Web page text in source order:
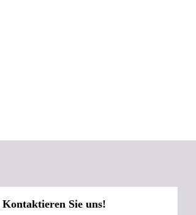
Kontaktieren Sie uns!